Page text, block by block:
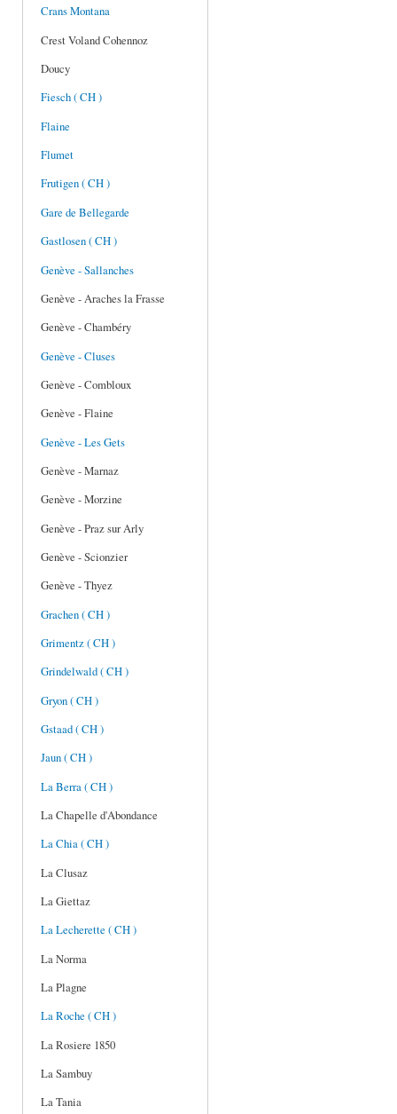
Crans Montana
Crest Voland Cohennoz
Doucy
Fiesch ( CH )
Flaine
Flumet
Frutigen ( CH )
Gare de Bellegarde
Gastlosen ( CH )
Genève - Sallanches
Genève - Araches la Frasse
Genève - Chambéry
Genève - Cluses
Genève - Combloux
Genève - Flaine
Genève - Les Gets
Genève - Marnaz
Genève - Morzine
Genève - Praz sur Arly
Genève - Scionzier
Genève - Thyez
Grachen ( CH )
Grimentz ( CH )
Grindelwald ( CH )
Gryon ( CH )
Gstaad ( CH )
Jaun ( CH )
La Berra ( CH )
La Chapelle d'Abondance
La Chia ( CH )
La Clusaz
La Giettaz
La Lecherette ( CH )
La Norma
La Plagne
La Roche ( CH )
La Rosiere 1850
La Sambuy
La Tania